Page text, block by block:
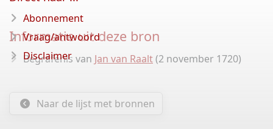
Informatie uit deze bron
Begrafenis van Jan van Raalt(2 november 1720)
Naar de lijst met bronnen
Abonnement
Vraag/antwoord
Disclaimer